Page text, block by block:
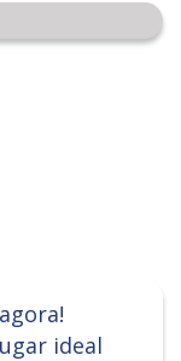
ideal